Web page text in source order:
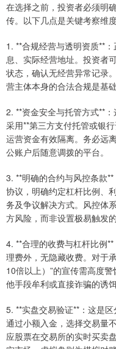
在选择之前，投资者必须明
传。以下几点是关键考察维度
1. **合规经营与透明资质**
息、实际经营地址。投资者
状态，确认无经营异常记录
营主体本身的合法合规是基础
2. **资金安全与托管方式**
采用**第三方支付托管或银
运营资金有效隔离。务必远
公账户后随意调拨的平台。
3. **明确的合约与风控条款
协议，明确约定杠杆比例、
务及争议解决方式。风控体
方风险，而非设置极易触发的
4. **合理的收费与杠杆比例
理费外，无隐藏收费。对于
10倍以上）”的宣传需高度
他手段牟利或直接诈骗的诱饵
5. **实盘交易验证**：这是区
通过小额入金，选择交易量
应股票在交易所的实时买卖